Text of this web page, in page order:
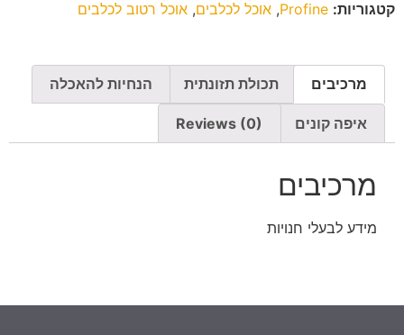
קטגוריות: Profine
, אוכל לכלבים, אוכל רטוב לכלבים
מרכיבים תכולת תזונתית הנחיות להאכלה
איפה קונים Reviews (0)
מרכיבים
מידע לבעלי חנויות